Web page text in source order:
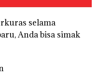
selama
Anda bisa simak